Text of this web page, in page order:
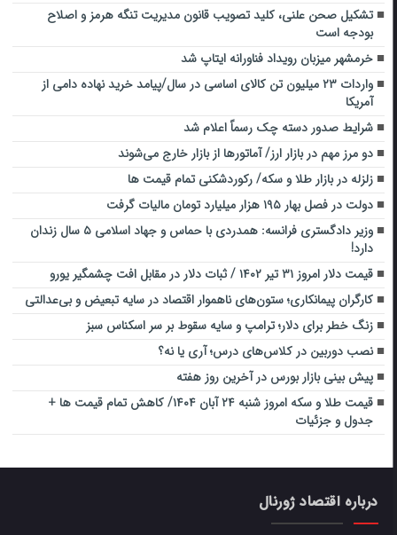
تشکیل صحن علنی، کلید تصویب قانون مدیریت تنگه هرمز و اصلاح
بودجه است
خرمشهر میزبان رویداد فناورانه ایتاپ شد
واردات ۲۳ میلیون تن کالای اساسی در سال/پیامد خرید نهاده دامی از
آمریکا
شرایط صدور دسته چک رسماً اعلام شد
دو مرز مهم در بازار ارز/ آماتورها از بازار خارج می‌شوند
زلزله در بازار طلا و سکه/ رکوردشکنی تمام قیمت ها
دولت در فصل بهار ۱۹۵ هزار میلیارد تومان مالیات گرفت
وزیر دادگستری فرانسه: همدردی با حماس و جهاد اسلامی ۵ سال زندان
دارد!
قیمت دلار امروز ۳۱ تیر ۱۴۰۲ / ثبات دلار در مقابل افت چشمگیر یورو
کارگران پیمانکاری؛ ستون‌های ناهموار اقتصاد در سایه تبعیض و بی‌عدالتی
زنگ خطر برای دلار؛ ترامپ و سایه سقوط بر سر اسکناس سبز
نصب دوربین در کلاس‌های درس؛ آری یا نه؟
پیش بینی بازار بورس در آخرین روز هفته
قیمت طلا و سکه امروز شنبه ۲۴ آبان ۱۴۰۴/ کاهش تمام قیمت ها +
جدول و جزئیات
درباره اقتصاد ژورنال